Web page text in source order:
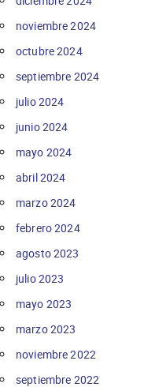
noviembre 2024
octubre 2024
septiembre 2024
julio 2024
junio 2024
mayo 2024
abril 2024
marzo 2024
febrero 2024
agosto 2023
julio 2023
mayo 2023
marzo 2023
noviembre 2022
septiembre 2022